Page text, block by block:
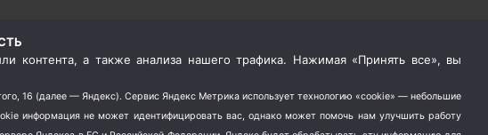
контента, а также анализа нашего трафика. Нажимая «Принять все», вы
16 (далее — Яндекс). Сервис Яндекс Метрика использует технологию «cookie» — небольшие
информация не может идентифицировать вас, однако может помочь нам улучшить работу